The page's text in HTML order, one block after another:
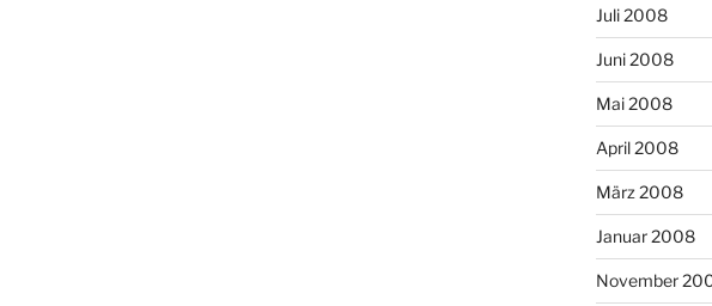
Juli 2008
Juni 2008
Mai 2008
April 2008
März 2008
Januar 2008
November